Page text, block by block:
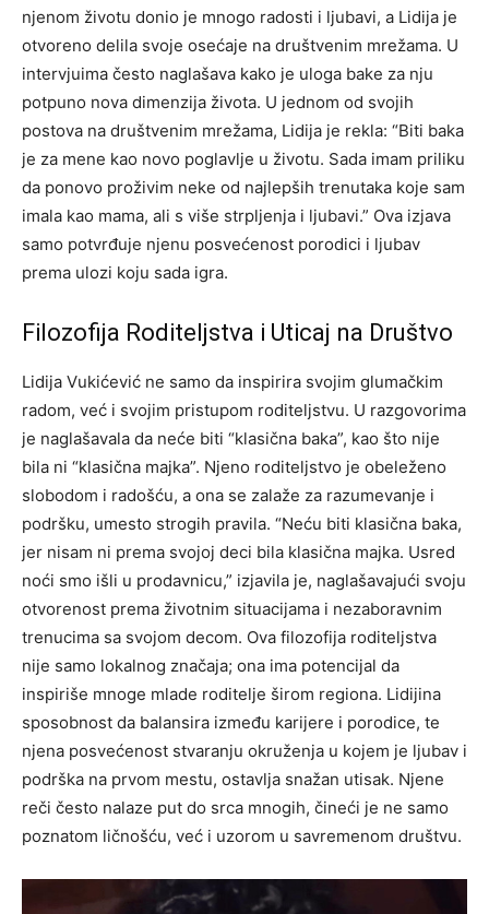
njenom životu donio je mnogo radosti i ljubavi, a Lidija je
otvoreno delila svoje osećaje na društvenim mrežama. U
intervjuima često naglašava kako je uloga bake za nju
potpuno nova dimenzija života. U jednom od svojih
postova na društvenim mrežama, Lidija je rekla: “Biti baka
je za mene kao novo poglavlje u životu. Sada imam priliku
da ponovo proživim neke od najlepših trenutaka koje sam
imala kao mama, ali s više strpljenja i ljubavi.” Ova izjava
samo potvrđuje njenu posvećenost porodici i ljubav
prema ulozi koju sada igra.
Filozofija Roditeljstva i Uticaj na Društvo
Lidija Vukićević ne samo da inspirira svojim glumačkim
radom, već i svojim pristupom roditeljstvu. U razgovorima
je naglašavala da neće biti “klasična baka”, kao što nije
bila ni “klasična majka”. Njeno roditeljstvo je obeleženo
slobodom i radošću, a ona se zalaže za razumevanje i
podršku, umesto strogih pravila. “Neću biti klasična baka,
jer nisam ni prema svojoj deci bila klasična majka. Usred
noći smo išli u prodavnicu,” izjavila je, naglašavajući svoju
otvorenost prema životnim situacijama i nezaboravnim
trenucima sa svojom decom. Ova filozofija roditeljstva
nije samo lokalnog značaja; ona ima potencijal da
inspiriše mnoge mlade roditelje širom regiona. Lidijina
sposobnost da balansira između karijere i porodice, te
njena posvećenost stvaranju okruženja u kojem je ljubav i
podrška na prvom mestu, ostavlja snažan utisak. Njene
reči često nalaze put do srca mnogih, čineći je ne samo
poznatom ličnošću, već i uzorom u savremenom društvu.